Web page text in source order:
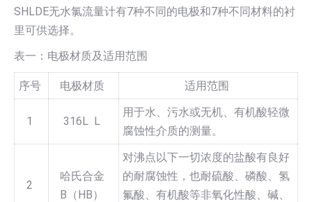
SHLDE无水氯流量计有7种不同的电极和7种不同材料的衬
里可供选择。
表一：电极材质及适用范围
序号 电极材质 适用范围
1 316L L
用于水、污水或无机、有机酸轻微
腐蚀性介质的测量。
2
哈氏合金
B（HB）
对沸点以下一切浓度的盐酸有良好
的耐腐蚀性，也耐硫酸、磷酸、氢
氟酸、有机酸等非氧化性酸、碱、